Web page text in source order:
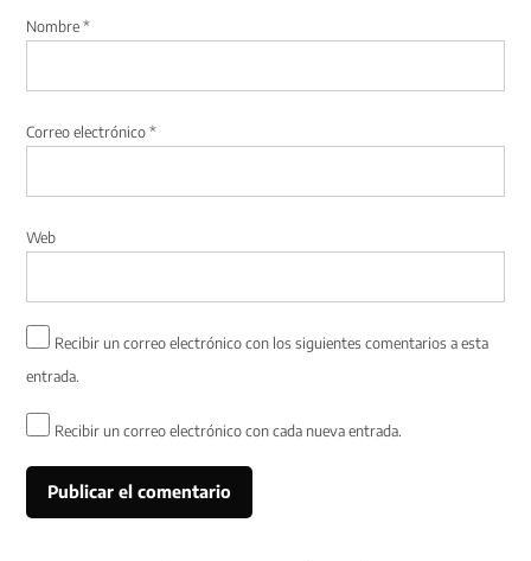
Nombre*
Correo electrónico*
Web
Recibir un correo electrónico con los siguientes comentarios a esta
entrada.
Recibir un correo electrónico con cada nueva entrada.